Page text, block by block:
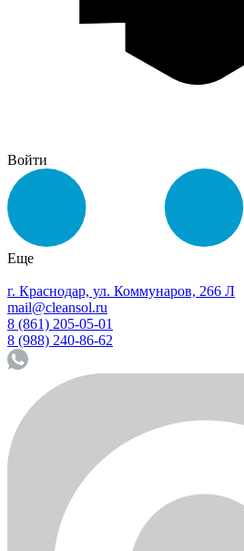
Войти
Еще
г. Краснодар, ул. Коммунаров, 266 Л
mail@cleansol.ru
8 (861) 205-05-01
8 (988) 240-86-62